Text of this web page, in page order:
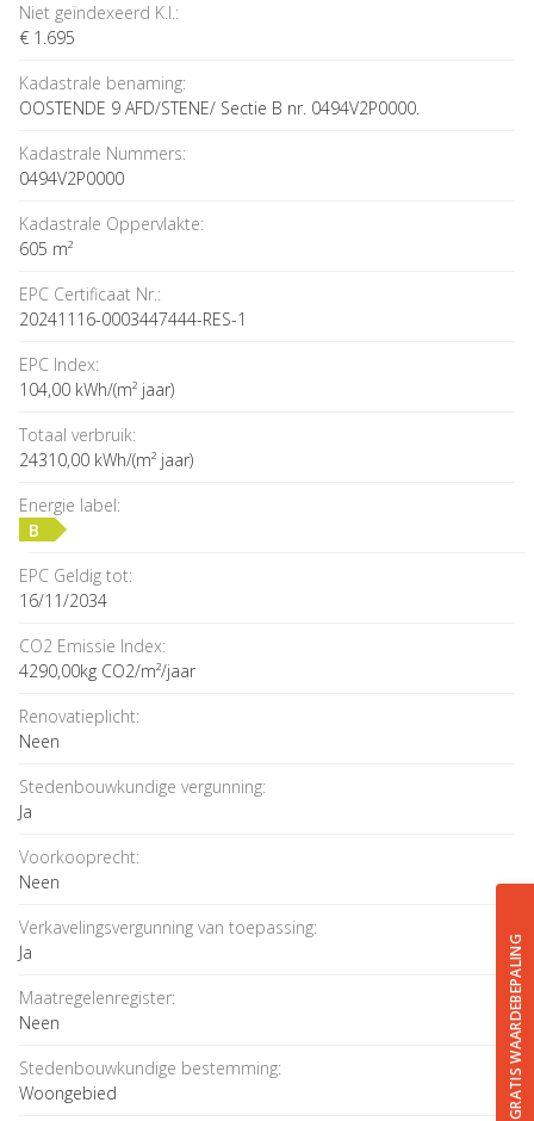
GRATIS WAARDEBEPALING
Niet geïndexeerd K.I.:
€ 1.695
Kadastrale benaming:
OOSTENDE 9 AFD/STENE/ Sectie B nr. 0494V2P0000.
Kadastrale Nummers:
0494V2P0000
Kadastrale Oppervlakte:
605 m²
EPC Certificaat Nr.:
20241116-0003447444-RES-1
EPC Index:
104,00 kWh/(m² jaar)
Totaal verbruik:
24310,00 kWh/(m² jaar)
Energie label:
B
EPC Geldig tot:
16/11/2034
CO2 Emissie Index:
4290,00kg CO2/m²/jaar
Renovatieplicht:
Neen
Stedenbouwkundige vergunning:
Ja
Voorkooprecht:
Neen
Verkavelingsvergunning van toepassing:
Ja
Maatregelenregister:
Neen
Stedenbouwkundige bestemming:
Woongebied